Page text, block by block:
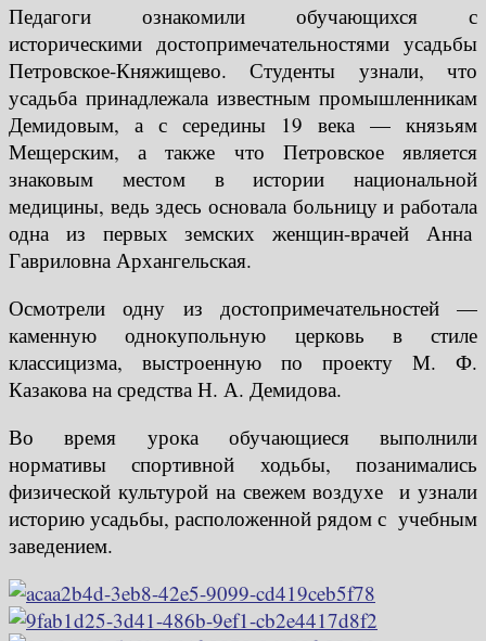
Педагоги ознакомили обучающихся с
историческими достопримечательностями усадьбы
Петровское-Княжищево. Студенты узнали, что
усадьба принадлежала известным промышленникам
Демидовым, а с середины 19 века — князьям
Мещерским, а также что Петровское является
знаковым местом в истории национальной
медицины, ведь здесь основала больницу и работала
одна из первых земских женщин-врачей Анна
Гавриловна Архангельская.
Осмотрели одну из достопримечательностей —
каменную однокупольную церковь в стиле
классицизма, выстроенную по проекту М. Ф.
Казакова на средства Н. А. Демидова.
Во время урока обучающиеся выполнили
нормативы спортивной ходьбы, позанимались
физической культурой на свежем воздухе и узнали
историю усадьбы, расположенной рядом с учебным
заведением.